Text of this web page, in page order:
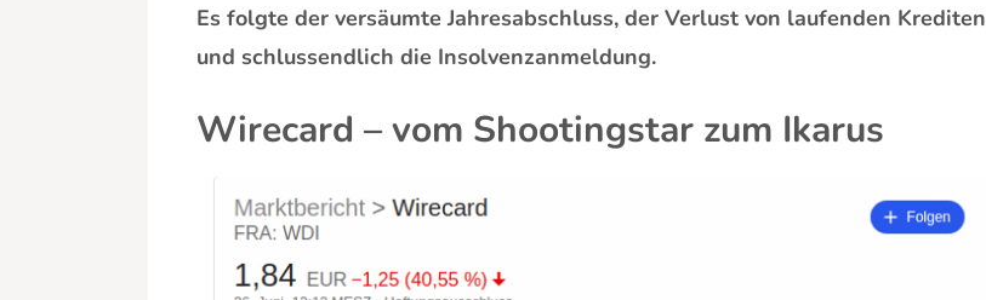
Es folgte der versäumte Jahresabschluss, der Verlust von laufenden Krediten
und schlussendlich die Insolvenzanmeldung.
Wirecard – vom Shootingstar zum Ikarus